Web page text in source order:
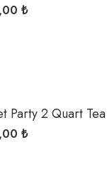
₺
Party 2 Quart Tea
₺